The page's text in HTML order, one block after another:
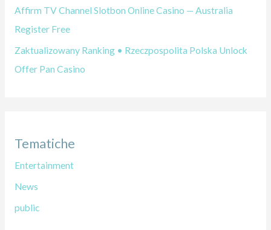
Affirm TV Channel Slotbon Online Casino — Australia
Register Free
Zaktualizowany Ranking • Rzeczpospolita Polska Unlock
Offer Pan Casino
Tematiche
Entertainment
News
public